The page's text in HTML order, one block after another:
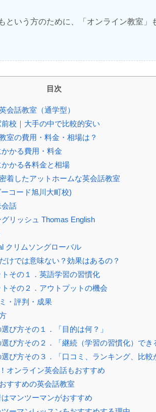
という方のために、「オンライン教室」
目次
会話教室（通学型）
校｜大手の中で比較的安い
室の費用・料金・相場は？
かる費用・料金
かる各料金と相場
着したアットホームな英会話教室
コード旭川大町校)
話
リッシュ Thomas English
クリムソングローバル
けでは意味ない？効果はあるの？
その１．英語学習の習慣化
その２．アウトプットの機会
・評判・成果
び方その１．「目的は何？」
び方その２．「継続（学習の習慣化）でき
び方その３．「口コミ、ランキング、比較
オンライン英会話もおすすめ
すすめの英会話教室
マンツーマンがおすすめ